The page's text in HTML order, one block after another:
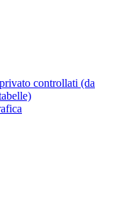
controllati (da